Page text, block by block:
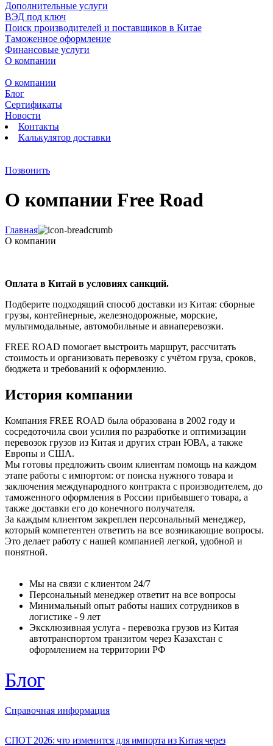
Дополнительные услуги
ВЭД под ключ
Поиск производителей и поставщиков в Китае
Таможенное оформление
Финансовые услуги
О компании
О компании
Блог
Сертификаты
Новости
Контакты
Калькулятор доставки
Позвонить
О компании Free Road
Главная
О компании
Оплата в Китай в условиях санкций.
Подберите подходящий способ доставки из Китая: сборные
грузы, контейнерные, железнодорожные, морские,
мультимодальные, автомобильные и авиаперевозки.
FREE ROAD помогает выстроить маршрут, рассчитать
стоимость и организовать перевозку с учётом груза, сроков,
бюджета и требований к оформлению.
История компании
Компания FREE ROAD была образована в 2002 году и
сосредоточила свои усилия по разработке и оптимизации
перевозок грузов из Китая и других стран ЮВА, а также
Европы и США.
Мы готовы предложить своим клиентам помощь на каждом
этапе работы с импортом: от поиска нужного товара и
заключения международного контракта с производителем, до
таможенного оформления в России прибывшего товара, а
также доставки его до конечного получателя.
За каждым клиентом закреплен персональный менеджер,
который компетентен ответить на все возникающие вопросы.
Это делает работу с нашей компанией легкой, удобной и
понятной.
Мы на связи с клиентом 24/7
Персональный менеджер ответит на все вопросы
Минимальный опыт работы наших сотрудников в
логистике - 9 лет
Эксклюзивная услуга - перевозка грузов из Китая
автотранспортом транзитом через Казахстан с
оформлением на территории РФ
Блог
Справочная информация
СПОТ 2026: что изменится для импорта из Китая через